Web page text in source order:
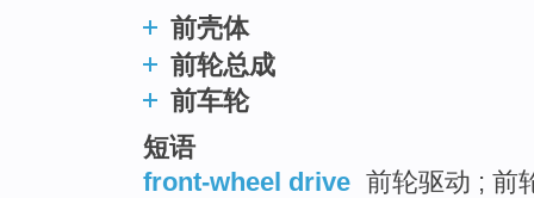
前壳体
前轮总成
前车轮
短语
front-wheel drive 前轮驱动 ; 前